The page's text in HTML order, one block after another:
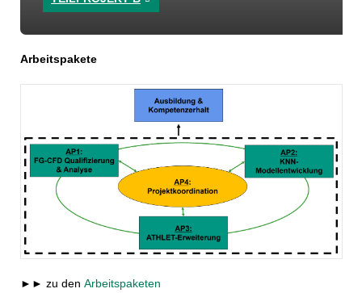
Arbeitspakete
►► zu den Arbeitspaketen